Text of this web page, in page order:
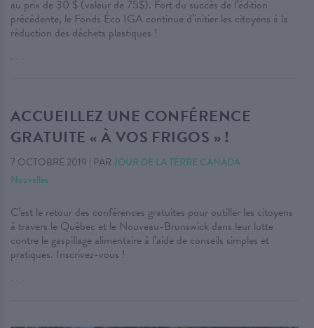
au prix de 30 $ (valeur de 75$). Fort du succès de l’édition
précédente, le Fonds Éco IGA continue d’initier les citoyens à la
réduction des déchets plastiques !
. . .
ACCUEILLEZ UNE CONFÉRENCE
GRATUITE « À VOS FRIGOS » !
7 OCTOBRE 2019 | PAR JOUR DE LA TERRE CANADA
Nouvelles
C’est le retour des conférences gratuites pour outiller les citoyens
à travers le Québec et le Nouveau-Brunswick dans leur lutte
contre le gaspillage alimentaire à l’aide de conseils simples et
pratiques. Inscrivez-vous !
. . .